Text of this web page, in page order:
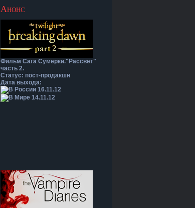
Анонс
Фильм Сага Сумерки."Рассвет"
часть 2.
Статус: пост-продакшн
Дата выхода:
16.11.12
14.11.12